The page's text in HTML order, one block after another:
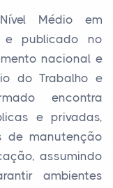
Médio em
e publicado no
nacional e
do Trabalho e
encontra
e privadas,
de manutenção
assumindo
ambientes